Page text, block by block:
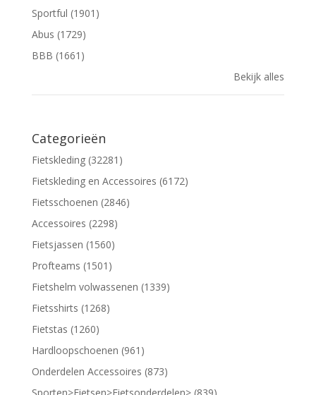
Sportful (1901)
Abus (1729)
BBB (1661)
Bekijk alles
Categorieën
Fietskleding (32281)
Fietskleding en Accessoires (6172)
Fietsschoenen (2846)
Accessoires (2298)
Fietsjassen (1560)
Profteams (1501)
Fietshelm volwassenen (1339)
Fietsshirts (1268)
Fietstas (1260)
Hardloopschoenen (961)
Onderdelen Accessoires (873)